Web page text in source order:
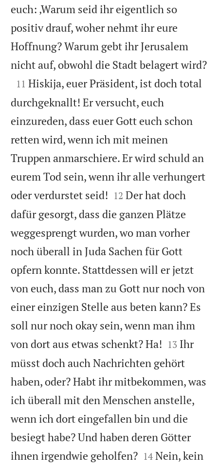
euch: ‚Warum seid ihr eigentlich so
positiv drauf, woher nehmt ihr eure
Hoffnung? Warum gebt ihr Jerusalem
nicht auf, obwohl die Stadt belagert wird?

11 Hiskija, euer Präsident, ist doch total
durchgeknallt! Er versucht, euch
einzureden, dass euer Gott euch schon
retten wird, wenn ich mit meinen
Truppen anmarschiere. Er wird schuld an
eurem Tod sein, wenn ihr alle verhungert
oder verdurstet seid! 

12 Der hat doch
dafür gesorgt, dass die ganzen Plätze
weggesprengt wurden, wo man vorher
noch überall in Juda Sachen für Gott
opfern konnte. Stattdessen will er jetzt
von euch, dass man zu Gott nur noch von
einer einzigen Stelle aus beten kann? Es
soll nur noch okay sein, wenn man ihm
von dort aus etwas schenkt? Ha! 

13 Ihr
müsst doch auch Nachrichten gehört
haben, oder? Habt ihr mitbekommen, was
ich überall mit den Menschen anstelle,
wenn ich dort eingefallen bin und die
besiegt habe? Und haben deren Götter
ihnen irgendwie geholfen?
14 Nein, kein